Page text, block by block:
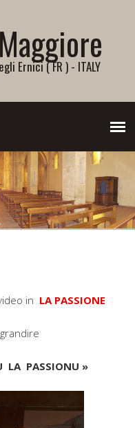
Ernici ( FR ) - ITALY
in LA PASSIONE
LA PASSIONU »